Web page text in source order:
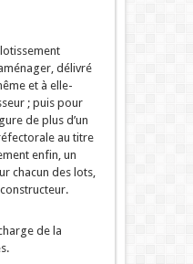
délivré
et à elle-
; puis pour
de plus d’un
au titre
enfin, un
chacun des lots,
de la